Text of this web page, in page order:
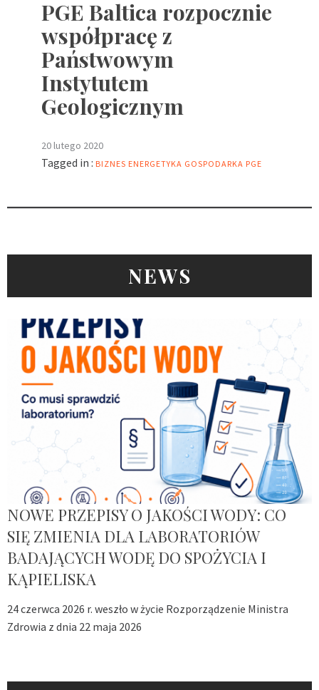
PGE Baltica rozpocznie
współpracę z
Państwowym
Instytutem
Geologicznym
20 lutego 2020
Tagged in : BIZNES ENERGETYKA GOSPODARKA PGE
NEWS
NOWE PRZEPISY O JAKOŚCI WODY: CO
SIĘ ZMIENIA DLA LABORATORIÓW
BADAJĄCYCH WODĘ DO SPOŻYCIA I
KĄPIELISKA
24 czerwca 2026 r. weszło w życie Rozporządzenie Ministra
Zdrowia z dnia 22 maja 2026